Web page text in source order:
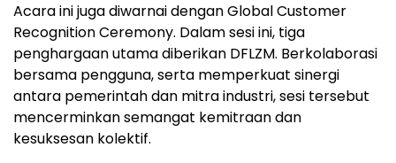
Acara ini juga diwarnai dengan Global Customer
Recognition Ceremony. Dalam sesi ini, tiga
penghargaan utama diberikan DFLZM. Berkolaborasi
bersama pengguna, serta memperkuat sinergi
antara pemerintah dan mitra industri, sesi tersebut
mencerminkan semangat kemitraan dan
kesuksesan kolektif.